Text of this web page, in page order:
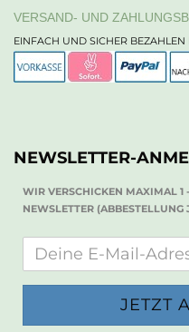
VERSAND- UND
EINFACH UND SICHER BEZAHLEN
NEWSLETTER-
WIR VERSCHICKEN MAXIMAL 1
NEWSLETTER (ABBESTELLUNG